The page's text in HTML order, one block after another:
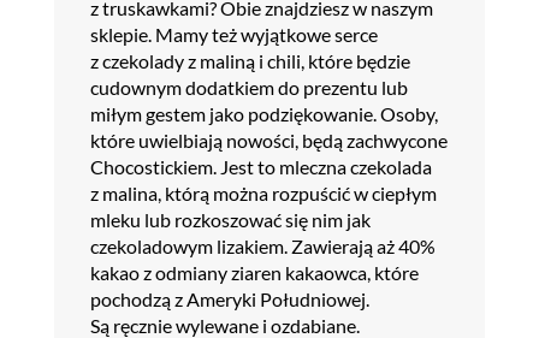
z truskawkami? Obie znajdziesz w naszym
sklepie. Mamy też wyjątkowe serce
z czekolady z maliną i chili, które będzie
cudownym dodatkiem do prezentu lub
miłym gestem jako podziękowanie. Osoby,
które uwielbiają nowości, będą zachwycone
Chocostickiem. Jest to mleczna czekolada
z malina, którą można rozpuścić w ciepłym
mleku lub rozkoszować się nim jak
czekoladowym lizakiem. Zawierają aż 40%
kakao z odmiany ziaren kakaowca, które
pochodzą z Ameryki Południowej.
Są ręcznie wylewane i ozdabiane.